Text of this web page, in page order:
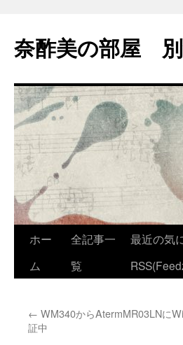
テ
ン
へ
ス
キ
ッ
プ
奈酢美の部屋
ホー
ム
全記事一
覧
最近の気
← WM340からAtermMR03LNに
証中